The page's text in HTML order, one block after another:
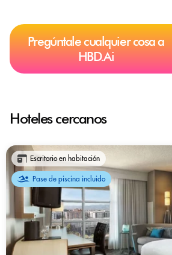
Pregúntale cualquier cosa a
HBD.Ai
Hoteles cercanos
Escritorio en habitación
Pase de piscina incluido